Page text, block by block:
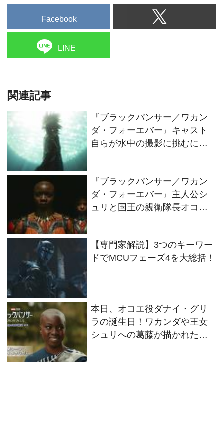
Facebook
LINE
関連記事
『ブラックパンサー／ワカン
ダ・フォーエバー』キャスト
自らが水中の撮影に挑むに至
『ブラックパンサー／ワカン
ダ・フォーエバー』主人公シ
ュリと国王の親衛隊長オコエ
【専門家解説】3つのキーワー
ドでMCUフェーズ4を大総括！
本日、オコエ役ダナイ・グリ
ラの誕生日！ワカンダや王女
シュリへの葛藤が描かれた、